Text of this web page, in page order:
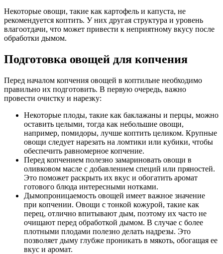
Некоторые овощи, такие как картофель и капуста, не
рекомендуется коптить. У них другая структура и уровень
влагоотдачи, что может привести к неприятному вкусу после
обработки дымом.
Подготовка овощей для копчения
Перед началом копчения овощей в коптильне необходимо
правильно их подготовить. В первую очередь, важно
провести очистку и нарезку:
Некоторые плоды, такие как баклажаны и перцы, можно
оставить целыми, тогда как небольшие овощи,
например, помидоры, лучше коптить целиком. Крупные
овощи следует нарезать на ломтики или кубики, чтобы
обеспечить равномерное копчение.
Перед копчением полезно замариновать овощи в
оливковом масле с добавлением специй или пряностей.
Это поможет раскрыть их вкус и обогатить аромат
готового блюда интересными нотками.
Дымопроницаемость овощей имеет важное значение
при копчении. Овощи с тонкой кожурой, такие как
перец, отлично впитывают дым, поэтому их часто не
очищают перед обработкой дымом. В случае с более
плотными плодами полезно делать надрезы. Это
позволяет дыму глубже проникать в мякоть, обогащая ее
вкус и аромат.